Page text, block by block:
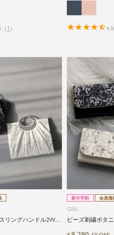
（ 1 ）
リングハンドル2WAY
新作早割 会員価
GIRL
ビーズ刺繍ボタ